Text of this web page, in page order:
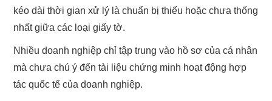
kéo dài thời gian xử lý là chuẩn bị thiếu hoặc chưa thống
nhất giữa các loại giấy tờ.
Nhiều doanh nghiệp chỉ tập trung vào hồ sơ của cá nhân
mà chưa chú ý đến tài liệu chứng minh hoạt động hợp
tác quốc tế của doanh nghiệp.